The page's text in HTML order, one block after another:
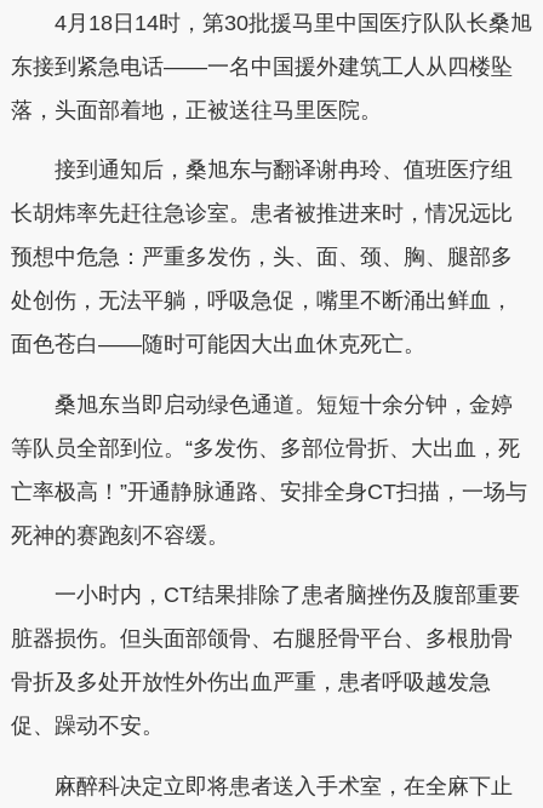
4月18日14时，第30批援马里中国医疗队队长桑旭
东接到紧急电话——一名中国援外建筑工人从四楼坠
落，头面部着地，正被送往马里医院。
接到通知后，桑旭东与翻译谢冉玲、值班医疗组
长胡炜率先赶往急诊室。患者被推进来时，情况远比
预想中危急：严重多发伤，头、面、颈、胸、腿部多
处创伤，无法平躺，呼吸急促，嘴里不断涌出鲜血，
面色苍白——随时可能因大出血休克死亡。
桑旭东当即启动绿色通道。短短十余分钟，金婷
等队员全部到位。“多发伤、多部位骨折、大出血，死
亡率极高！”开通静脉通路、安排全身CT扫描，一场与
死神的赛跑刻不容缓。
一小时内，CT结果排除了患者脑挫伤及腹部重要
脏器损伤。但头面部颌骨、右腿胫骨平台、多根肋骨
骨折及多处开放性外伤出血严重，患者呼吸越发急
促、躁动不安。
麻醉科决定立即将患者送入手术室，在全麻下止